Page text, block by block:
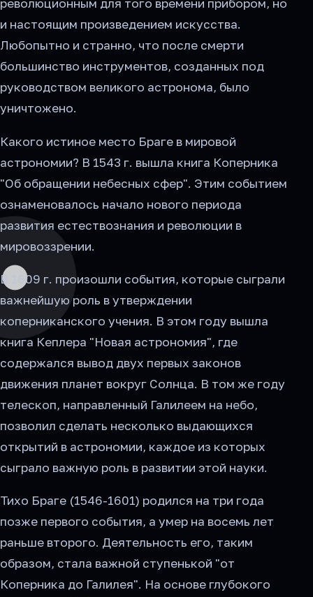
революционным для того времени прибором, но
и настоящим произведением искусства.
Любопытно и странно, что после смерти
большинство инструментов, созданных под
руководством великого астронома, было
уничтожено.
Какого истиное место Браге в мировой
астрономии? В 1543 г. вышла книга Коперника
"Об обращении небесных сфер". Этим событием
ознаменовалось начало нового периода
развития естествознания и революции в
мировоззрении.
В 1609 г. произошли события, которые сыграли
важнейшую роль в утверждении
коперниканского учения. В этом году вышла
книга Кеплера "Новая астрономия", где
содержался вывод двух первых законов
движения планет вокруг Солнца. В том же году
телескоп, направленный Галилеем на небо,
позволил сделать несколько выдающихся
открытий в астрономии, каждое из которых
сыграло важную роль в развитии этой науки.
Тихо Браге (1546-1601) родился на три года
позже первого события, а умер на восемь лет
раньше второго. Деятельность его, таким
образом, стала важной ступенькой "от
Коперника до Галилея". На основе глубокого